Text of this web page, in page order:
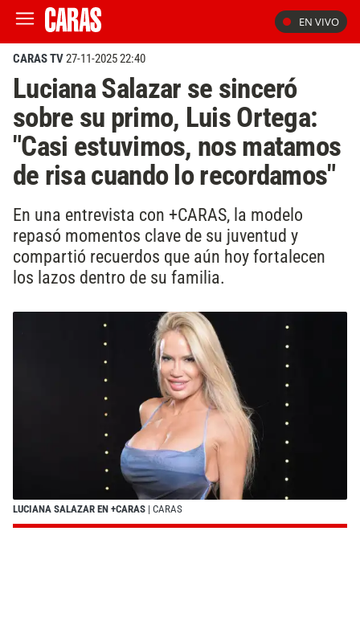
EN VIVO
CARAS TV27-11-2025 22:40
Luciana Salazar se sinceró
sobre su primo, Luis Ortega:
"Casi estuvimos, nos matamos
de risa cuando lo recordamos"
En una entrevista con +CARAS, la modelo
repasó momentos clave de su juventud y
compartió recuerdos que aún hoy fortalecen
los lazos dentro de su familia.
LUCIANA SALAZAR EN +CARAS | CARAS